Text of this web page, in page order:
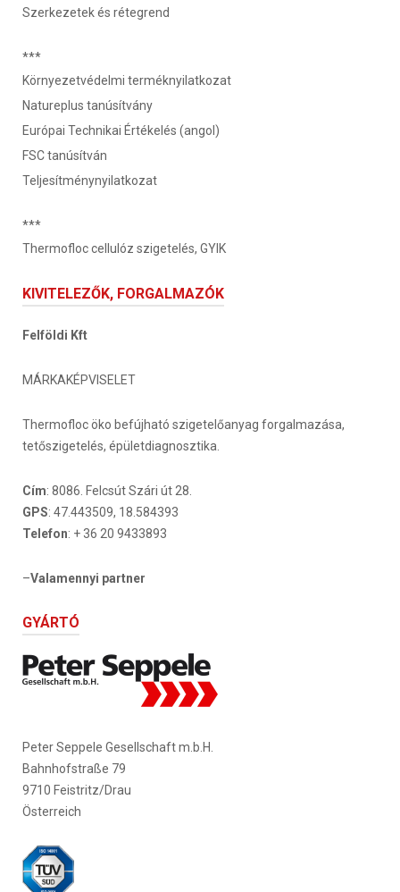
Szerkezetek és rétegrend
***
Környezetvédelmi terméknyilatkozat
Natureplus tanúsítvány
Európai Technikai Értékelés (angol)
FSC tanúsítván
Teljesítménynyilatkozat
***
Thermofloc cellulóz szigetelés, GYIK
KIVITELEZŐK, FORGALMAZÓK
Felföldi Kft
MÁRKAKÉPVISELET
Thermofloc öko befújható szigetelőanyag forgalmazása,
tetőszigetelés, épületdiagnosztika.
Cím: 8086. Felcsút Szári út 28.
GPS: 47.443509, 18.584393
Telefon: + 36 20 9433893
–Valamennyi partner
GYÁRTÓ
Peter Seppele Gesellschaft m.b.H.
Bahnhofstraße 79
9710 Feistritz/Drau
Österreich